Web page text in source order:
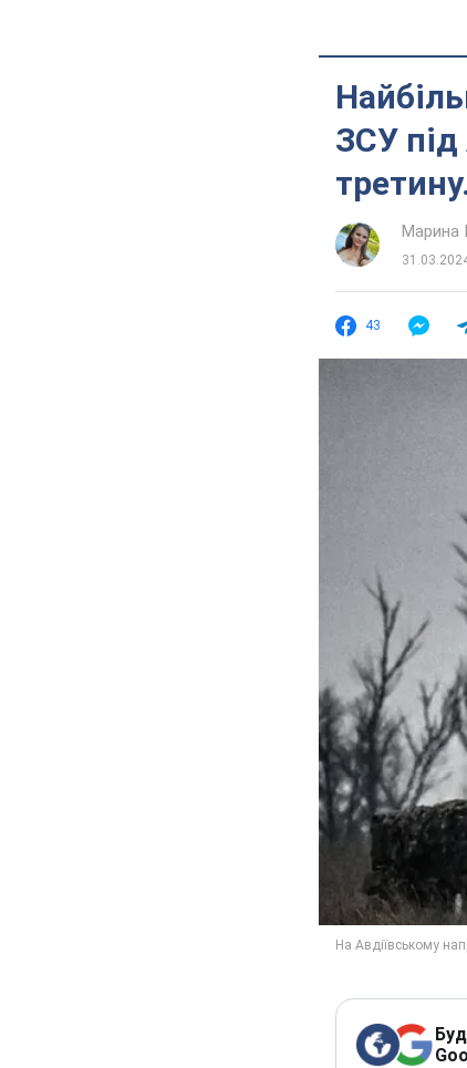
ЗСУ під
Марина
43